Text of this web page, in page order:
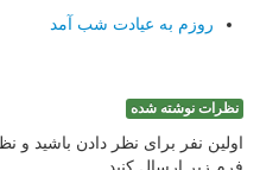
روزم به عیادت شب آمد
نظرات نوشته شده
اولین نفر برای نظر دادن باشید و